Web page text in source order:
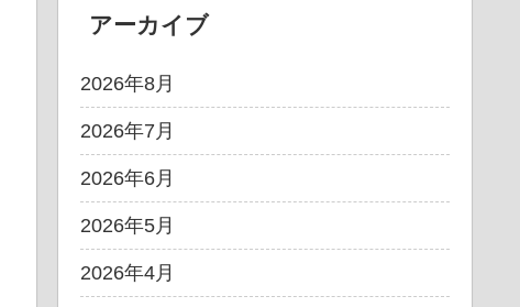
アーカイブ
2026年8月
2026年7月
2026年6月
2026年5月
2026年4月